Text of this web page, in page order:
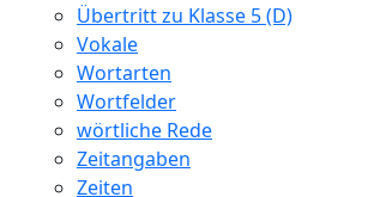
Übertritt zu Klasse 5 (D)
Vokale
Wortarten
Wortfelder
wörtliche Rede
Zeitangaben
Zeiten